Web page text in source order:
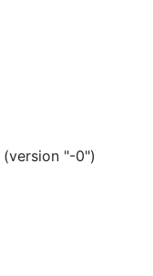
(version "-0")